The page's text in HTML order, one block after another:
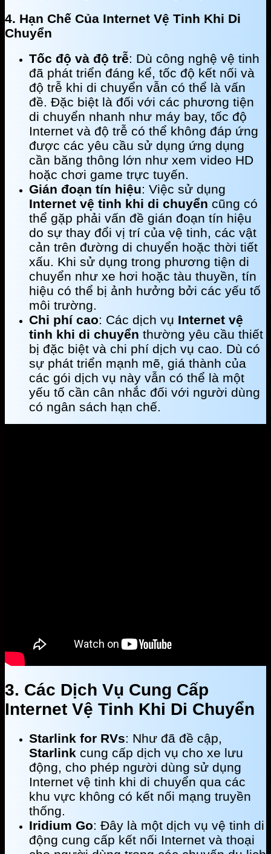
4. Hạn Chế Của Internet Vệ Tinh Khi Di
Chuyển
Tốc độ và độ trễ: Dù công nghệ vệ tinh
đã phát triển đáng kể, tốc độ kết nối và
độ trễ khi di chuyển vẫn có thể là vấn
đề. Đặc biệt là đối với các phương tiện
di chuyển nhanh như máy bay, tốc độ
Internet và độ trễ có thể không đáp ứng
được các yêu cầu sử dụng ứng dụng
cần băng thông lớn như xem video HD
hoặc chơi game trực tuyến.
Gián đoạn tín hiệu: Việc sử dụng
Internet vệ tinh khi di chuyển cũng có
thể gặp phải vấn đề gián đoạn tín hiệu
do sự thay đổi vị trí của vệ tinh, các vật
cản trên đường di chuyển hoặc thời tiết
xấu. Khi sử dụng trong phương tiện di
chuyển như xe hơi hoặc tàu thuyền, tín
hiệu có thể bị ảnh hưởng bởi các yếu tố
môi trường.
Chi phí cao: Các dịch vụ Internet vệ
tinh khi di chuyển thường yêu cầu thiết
bị đặc biệt và chi phí dịch vụ cao. Dù có
sự phát triển mạnh mẽ, giá thành của
các gói dịch vụ này vẫn có thể là một
yếu tố cần cân nhắc đối với người dùng
có ngân sách hạn chế.
3. Các Dịch Vụ Cung Cấp
Internet Vệ Tinh Khi Di Chuyển
Starlink for RVs: Như đã đề cập,
Starlink cung cấp dịch vụ cho xe lưu
động, cho phép người dùng sử dụng
Internet vệ tinh khi di chuyển qua các
khu vực không có kết nối mạng truyền
thống.
Iridium Go: Đây là một dịch vụ vệ tinh di
động cung cấp kết nối Internet và thoại